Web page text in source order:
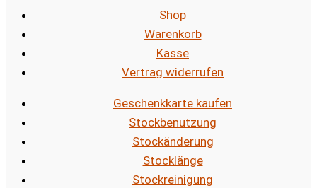
Shop
Warenkorb
Kasse
Vertrag widerrufen
Geschenkkarte kaufen
Stockbenutzung
Stockänderung
Stocklänge
Stockreinigung